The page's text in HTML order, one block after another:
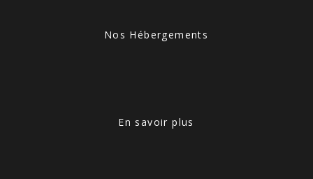
Nos Hébergements
En savoir plus